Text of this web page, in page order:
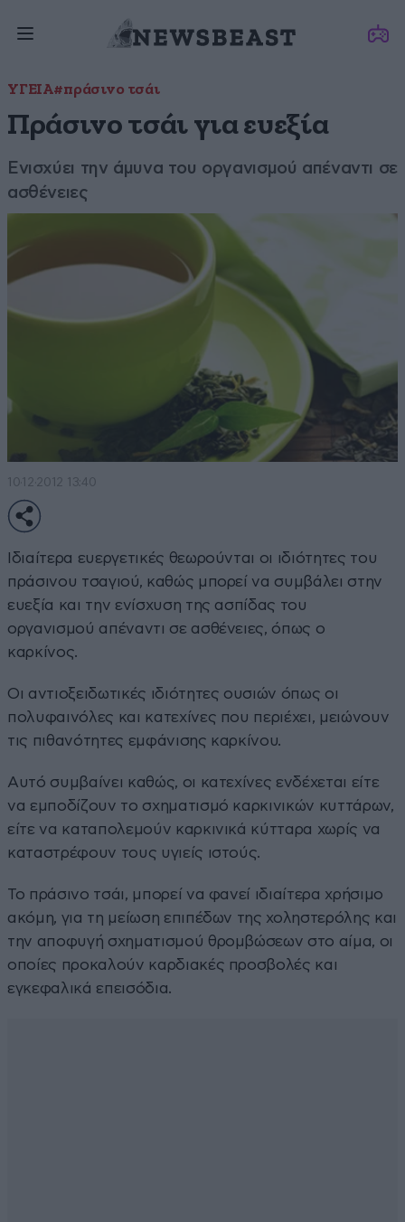
ΥΓΕΙΑ#πράσινο τσάι
Πράσινο τσάι για ευεξία
Ενισχύει την άμυνα του οργανισμού απέναντι σε
ασθένειες
10·12·2012 13:40
Ιδιαίτερα ευεργετικές θεωρούνται οι ιδιότητες του
πράσινου τσαγιού, καθώς μπορεί να συμβάλει στην
ευεξία και την ενίσχυση της ασπίδας του
οργανισμού απέναντι σε ασθένειες, όπως ο
καρκίνος.
Οι αντιοξειδωτικές ιδιότητες ουσιών όπως οι
πολυφαινόλες και κατεχίνες που περιέχει, μειώνουν
τις πιθανότητες εμφάνισης καρκίνου.
Αυτό συμβαίνει καθώς, οι κατεχίνες ενδέχεται είτε
να εμποδίζουν το σχηματισμό καρκινικών κυττάρων,
είτε να καταπολεμούν καρκινικά κύτταρα χωρίς να
καταστρέφουν τους υγιείς ιστούς.
Το πράσινο τσάι, μπορεί να φανεί ιδιαίτερα χρήσιμο
ακόμη, για τη μείωση επιπέδων της χοληστερόλης και
την αποφυγή σχηματισμού θρομβώσεων στο αίμα, οι
οποίες προκαλούν καρδιακές προσβολές και
εγκεφαλικά επεισόδια.